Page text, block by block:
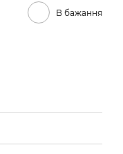
В бажання